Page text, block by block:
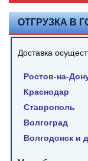
ОТГРУЗКА В
Доставка
Ростов-на-
Краснодар
Ставрополь
Волгоград
Волгодонск и